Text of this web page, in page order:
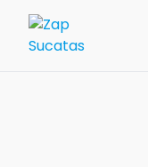
content